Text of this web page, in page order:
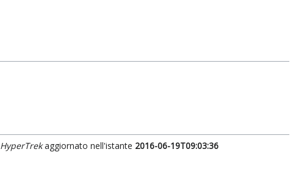
HyperTrekaggiornato nell'istante 2016-06-19T09:03:36